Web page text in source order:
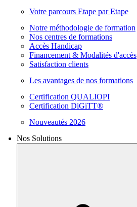
Votre parcours Etape par Etape
Notre méthodologie de formation
Nos centres de formations
Accès Handicap
Financement & Modalités d'accès
Satisfaction clients
Les avantages de nos formations
Certification QUALIOPI
Certification DiGiTT®
Nouveautés 2026
Nos Solutions